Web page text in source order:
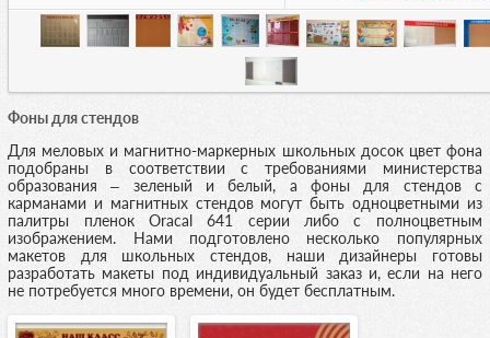
Фоны для стендов
Для меловых и магнитно-маркерных школьных досок цвет фона
подобраны в соответствии с требованиями министерства
образования – зеленый и белый, а фоны для стендов с
карманами и магнитных стендов могут быть одноцветными из
палитры пленок Oracal 641 серии либо с полноцветным
изображением. Нами подготовлено несколько популярных
макетов для школьных стендов, наши дизайнеры готовы
разработать макеты под индивидуальный заказ и, если на него
не потребуется много времени, он будет бесплатным.